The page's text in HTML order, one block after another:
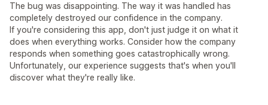
The bug was disappointing. The way it was handled has
completely destroyed our confidence in the company.
If you're considering this app, don't just judge it on what it
does when everything works. Consider how the company
responds when something goes catastrophically wrong.
Unfortunately, our experience suggests that's when you'll
discover what they're really like.